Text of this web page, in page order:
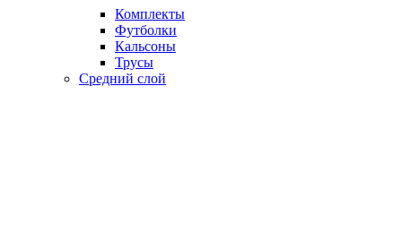
Комплекты
Футболки
Кальсоны
Трусы
Средний слой